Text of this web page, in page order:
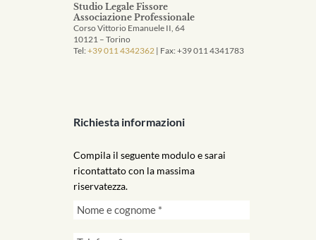
Studio Legale Fissore
Associazione Professionale
Corso Vittorio Emanuele II, 64
10121 – Torino
Tel:+39 011 4342362 | Fax: +39 011 4341783
Richiesta informazioni
Compila il seguente modulo e sarai
ricontattato con la massima
riservatezza.